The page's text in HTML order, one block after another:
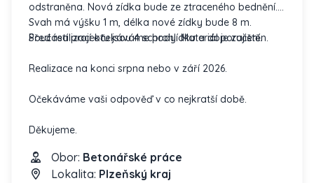
odstraněna. Nová zídka bude ze ztraceného bednění.
Svah má výšku 1 m, délka nové zídky bude 8 m.
Součástí projektu jsou 4 schody. Materiál je zajištěn.
Před realizací očekáváme prohlídku a doporučení.
Realizace na konci srpna nebo v září 2026.
Očekáváme vaši odpověď v co nejkratší době.
Děkujeme.
Obor: Betonářské práce
Lokalita: Plzeňský kraj